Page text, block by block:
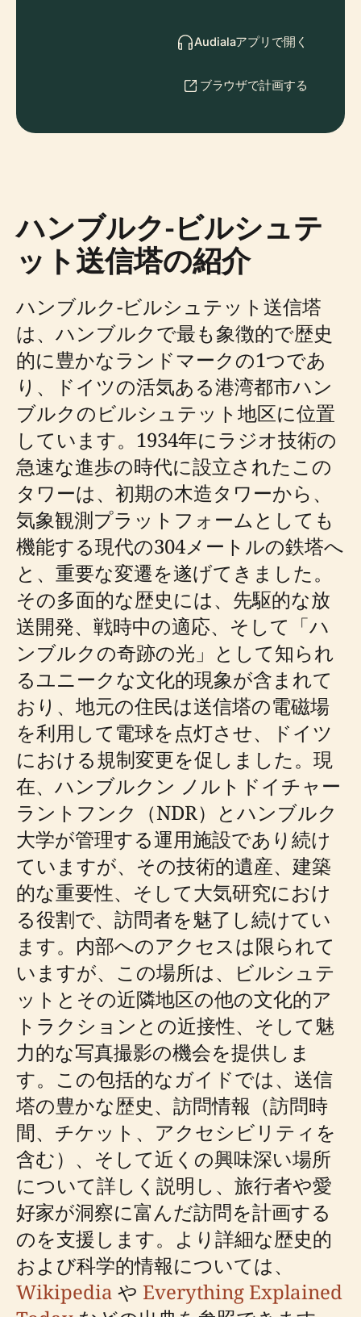
Audialaアプリで開く
ブラウザで計画する
ハンブルク-ビルシュテ
ット送信塔の紹介
ハンブルク-ビルシュテット送信塔
は、ハンブルクで最も象徴的で歴史
的に豊かなランドマークの1つであ
り、ドイツの活気ある港湾都市ハン
ブルクのビルシュテット地区に位置
しています。1934年にラジオ技術の
急速な進歩の時代に設立されたこの
タワーは、初期の木造タワーから、
気象観測プラットフォームとしても
機能する現代の304メートルの鉄塔へ
と、重要な変遷を遂げてきました。
その多面的な歴史には、先駆的な放
送開発、戦時中の適応、そして「ハ
ンブルクの奇跡の光」として知られ
るユニークな文化的現象が含まれて
おり、地元の住民は送信塔の電磁場
を利用して電球を点灯させ、ドイツ
における規制変更を促しました。現
在、ハンブルクン ノルトドイチャー
ラントフンク（NDR）とハンブルク
大学が管理する運用施設であり続け
ていますが、その技術的遺産、建築
的な重要性、そして大気研究におけ
る役割で、訪問者を魅了し続けてい
ます。内部へのアクセスは限られて
いますが、この場所は、ビルシュテ
ットとその近隣地区の他の文化的ア
トラクションとの近接性、そして魅
力的な写真撮影の機会を提供しま
す。この包括的なガイドでは、送信
塔の豊かな歴史、訪問情報（訪問時
間、チケット、アクセシビリティを
含む）、そして近くの興味深い場所
について詳しく説明し、旅行者や愛
好家が洞察に富んだ訪問を計画する
のを支援します。より詳細な歴史的
および科学的情報については、
Wikipedia や Everything Explained